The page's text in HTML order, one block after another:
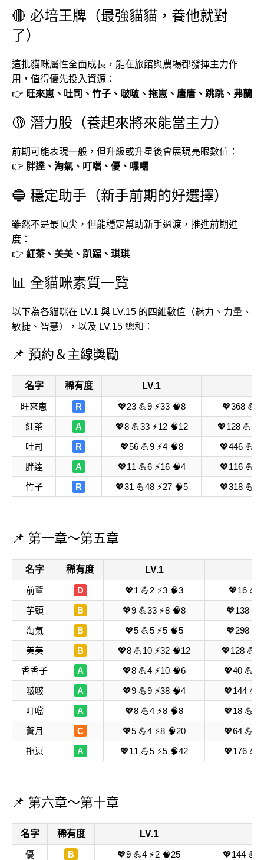
🔴 必培王牌（最強貓貓，養他就對
了）
這批貓咪屬性全面成長，能在旅館與農場都發揮主力作
用，值得優先投入資源：
👉 旺來崽、吐司、竹子、啵啵、拖崽、唐唐、跳跳、弗蘭
🟡 潛力股（養起來將來能當主力）
前期可能表現一般，但升級或升星後會展現亮眼數值：
👉 胖達、淘氣、叮噹、優、嘿嘿
🔵 穩定助手（新手前期的好選擇）
雖然不是最頂尖，但能穩定幫助新手過渡，推進前期進
度：
👉 紅茶、美美、趴踢、琪琪
📊 全貓咪素質一覽
以下為各貓咪在 LV.1 與 LV.15 的四維數值（魅力、力量、
敏捷、智慧），以及 LV.15 總和：
📌 預約＆主線獎勵
名字 稀有度 LV.1
旺來崽 R 💖23 💪9 ⚡33 🧠8
💖368
紅茶
A 💖8 💪33 ⚡12 🧠12
💖128
吐司
R 💖56 💪9 ⚡4 🧠8
💖446
胖達
A 💖11 💪6 ⚡16 🧠4
💖116
竹子
R 💖31 💪48 ⚡27 🧠5 💖318
📌 第一章～第五章
名字 稀有度 LV.1
前輩 D 💖1 💪2 ⚡3 🧠3
💖16
芋頭
B 💖9 💪33 ⚡8 🧠8
💖138
淘氣
B 💖5 💪5 ⚡5 🧠5
💖298
美美
B 💖8 💪10 ⚡32 🧠12
💖128
香香子
A 💖8 💪4 ⚡10 🧠6
💖40
啵啵
A 💖9 💪9 ⚡38 🧠4
💖144
叮噹
A 💖8 💪4 ⚡8 🧠8
💖18 💪44
蒼月
C 💖5 💪4 ⚡8 🧠20
💖64 💪48
拖崽
A 💖11 💪5 ⚡5 🧠42 💖176
📌 第六章～第十章
名字 稀有度 LV.1
優 B 💖9 💪4 ⚡2 🧠25
💖144